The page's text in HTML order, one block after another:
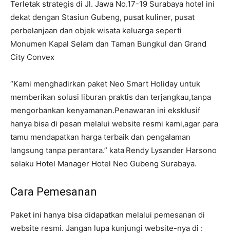
Terletak strategis di Jl. Jawa No.17-19 Surabaya hotel ini
dekat dengan Stasiun Gubeng, pusat kuliner, pusat
perbelanjaan dan objek wisata keluarga seperti
Monumen Kapal Selam dan Taman Bungkul dan Grand
City Convex
“Kami menghadirkan paket Neo Smart Holiday untuk
memberikan solusi liburan praktis dan terjangkau,tanpa
mengorbankan kenyamanan.Penawaran ini eksklusif
hanya bisa di pesan melalui website resmi kami,agar para
tamu mendapatkan harga terbaik dan pengalaman
langsung tanpa perantara.” kata Rendy Lysander Harsono
selaku Hotel Manager Hotel Neo Gubeng Surabaya.
Cara Pemesanan
Paket ini hanya bisa didapatkan melalui pemesanan di
website resmi. Jangan lupa kunjungi website-nya di :